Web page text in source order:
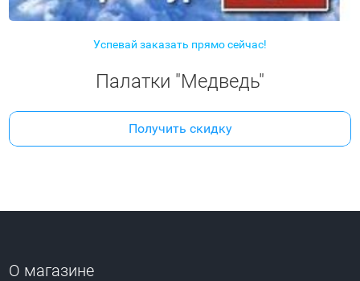
Успевай заказать прямо сейчас!
Палатки "Медведь"
Получить скидку
О магазине